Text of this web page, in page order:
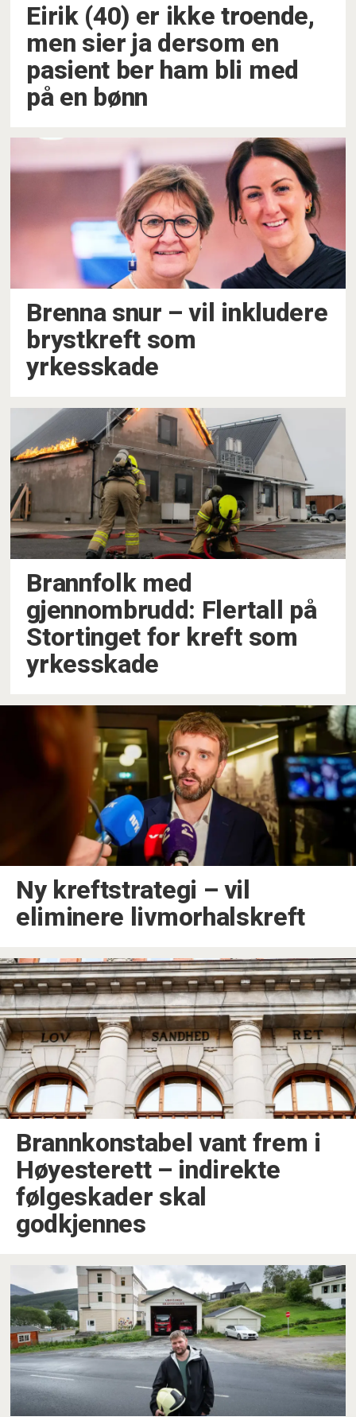
Eirik (40) er ikke troende,
men sier ja dersom en
pasient ber ham bli med
på en bønn
Brenna snur –⁠ vil inkludere
brystkreft som
yrkesskade
Brannfolk med
gjennombrudd: Flertall på
Stortinget for kreft som
yrkesskade
Ny kreftstrategi –⁠ vil
eliminere livmorhalskreft
Brannkonstabel vant frem i
Høyesterett –⁠ indirekte
følgeskader skal
godkjennes